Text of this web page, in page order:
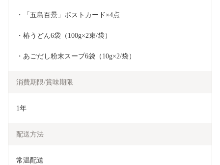
・「五島百景」ポストカード×4点
・椿うどん6袋（100g×2束/袋）
・あごだし粉末スープ6袋（10g×2/袋）
消費期限/賞味期限
1年
配送方法
常温配送